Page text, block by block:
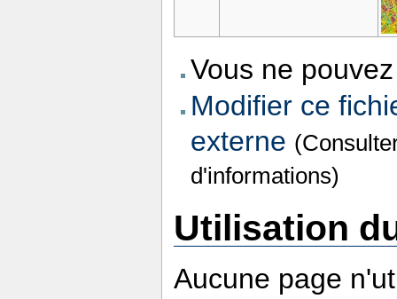
Vous ne
Modifier ce
externe
d'informations)
Utilisation
Aucune page